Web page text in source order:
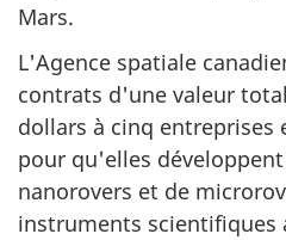
Mars.
L'Agence spatiale
contrats d'une valeur
dollars à cinq entreprises
pour qu'elles
nanorovers et de
instruments scientifiques